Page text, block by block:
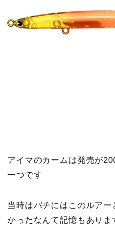
アイマのカームは発売が
一つです
当時はバチにはこのルア
かったなんて記憶もありま